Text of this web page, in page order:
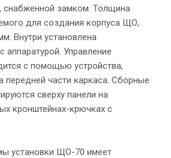
снабженной замком. Толщина
для создания корпуса ЩО,
Внутри установлена
аппаратурой. Управление
с помощью устройства,
передней части каркаса. Сборные
сверху панели на
кронштейнах-крючках с
установки ЩО-70 имеет